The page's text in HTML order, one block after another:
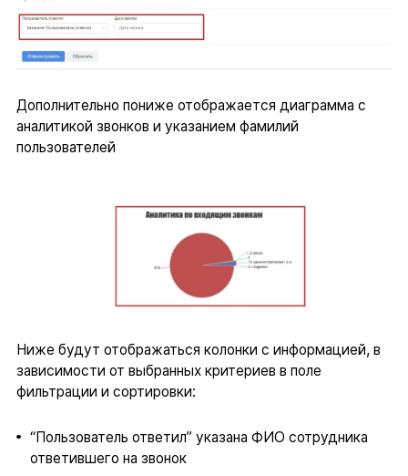
Дополнительно пониже отображается диаграмма с
аналитикой звонков и указанием фамилий
пользователей
Ниже будут отображаться колонки с информацией, в
зависимости от выбранных критериев в поле
фильтрации и сортировки:
“Пользователь ответил” указана ФИО сотрудника
ответившего на звонок